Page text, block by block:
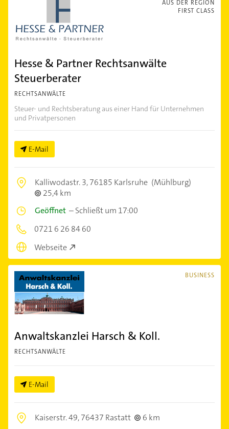
AUS DER REGION
FIRST CLASS
Hesse & Partner Rechtsanwälte
Steuerberater
RECHTSANWÄLTE
Steuer- und Rechtsberatung aus einer Hand für Unternehmen
und Privatpersonen
E-Mail
Kalliwodastr. 3,76185 Karlsruhe (Mühlburg)
25,4 km
Geöffnet –Schließt um 17:00
0721 6 26 84 60
Webseite
BUSINESS
Anwaltskanzlei Harsch & Koll.
RECHTSANWÄLTE
E-Mail
Kaiserstr. 49,76437 Rastatt
6 km